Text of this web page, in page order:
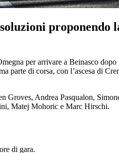
per arrivare a Beinasco
di corsa, con l’ascesa di
Andrea Pasqualon,
Matej Mohoric e Marc Hirschi.
di gara.